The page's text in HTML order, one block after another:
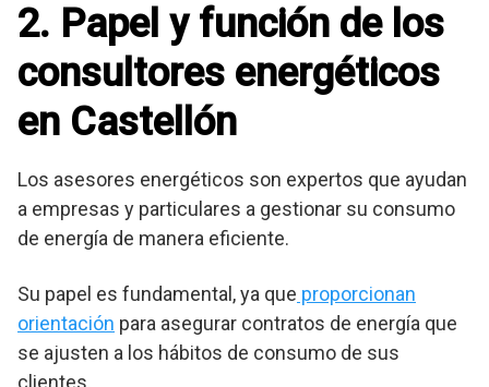
2. Papel y función de los
consultores energéticos
en Castellón
Los asesores energéticos son expertos que ayudan
a empresas y particulares a gestionar su consumo
de energía de manera eficiente.
Su papel es fundamental, ya que proporcionan
orientación para asegurar contratos de energía que
se ajusten a los hábitos de consumo de sus